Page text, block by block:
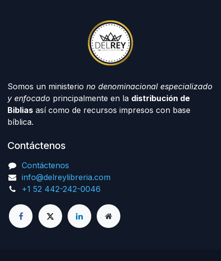
Somos un ministerio no denominacional especializado
y enfocado principalmente en la distribución de
Biblias así como de recursos impresos con base
bíblica.
Contáctenos
Contáctenos
info@delreylibreria.com
+1 52 442-242-0046